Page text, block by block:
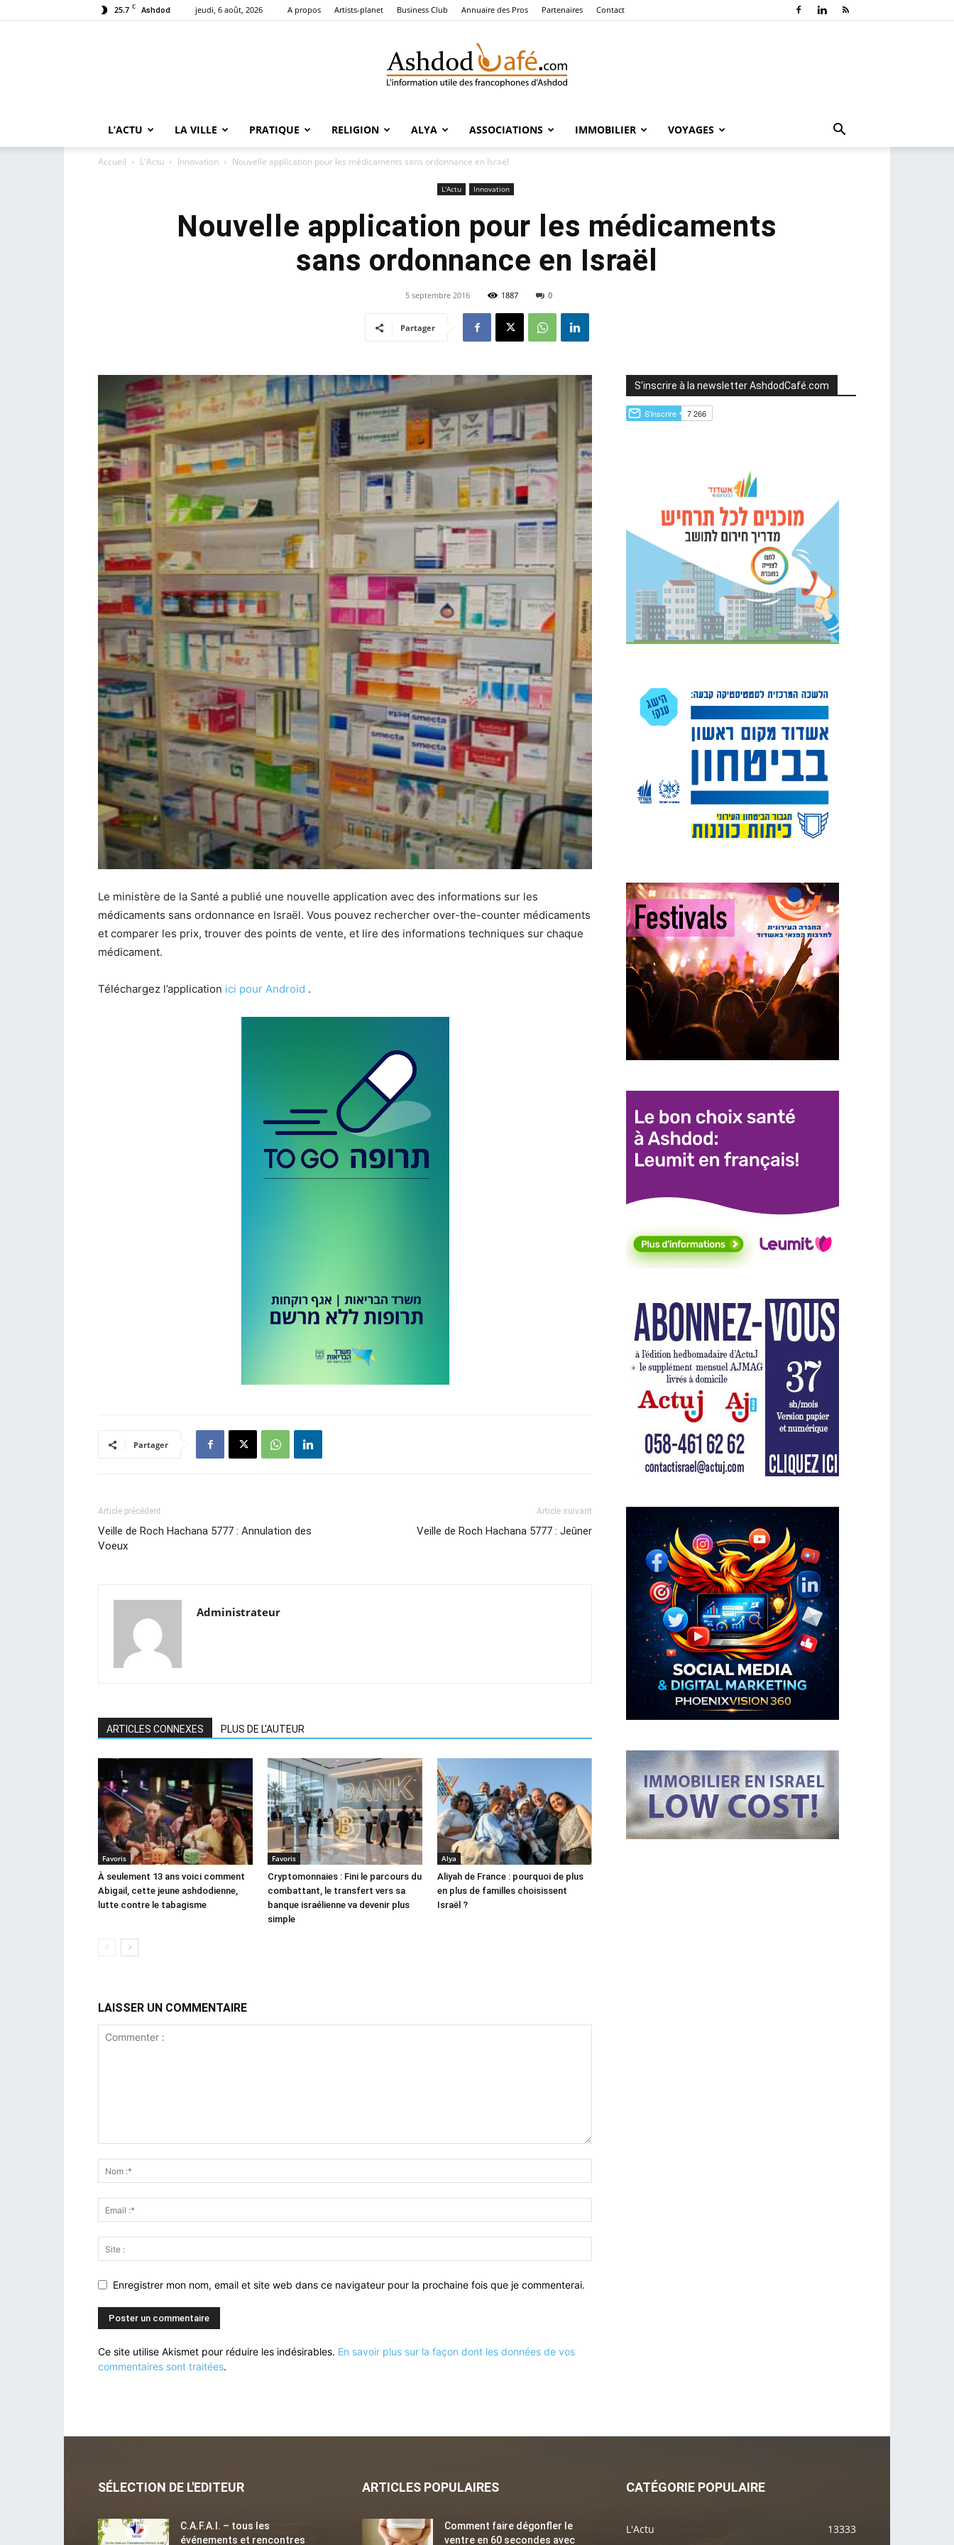
25.7 C Ashdod jeudi, 6 août, 2026 A propos Artists-planet Business Club Annuaire des Pros Partenaires Contact
Café
L’ACTU LA VILLE PRATIQUE RELIGION ALYA ASSOCIATIONS IMMOBILIER VOYAGES
Accueil L'Actu Innovation Nouvelle application pour les médicaments sans ordonnance en Israël
L'Actu Innovation
Nouvelle application pour les médicaments
sans ordonnance en Israël
5 septembre 2016 1887 0
Partager
Le ministère de la Santé a publié une nouvelle application avec des informations sur les
médicaments sans ordonnance en Israël. Vous pouvez rechercher over-the-counter médicaments
et comparer les prix, trouver des points de vente, et lire des informations techniques sur chaque
médicament.
Téléchargez l’application ici pour Android .
Partager
Article précédent
Veille de Roch Hachana 5777 : Annulation des
Voeux
Article suivant
Veille de Roch Hachana 5777 : Jeûner
Administrateur
ARTICLES CONNEXES PLUS DE L'AUTEUR
Favoris
À seulement 13 ans voici comment
Abigail, cette jeune ashdodienne,
lutte contre le tabagisme
Favoris
Cryptomonnaies : Fini le parcours du
combattant, le transfert vers sa
banque israélienne va devenir plus
simple
Alya
Aliyah de France : pourquoi de plus
en plus de familles choisissent
Israël ?
LAISSER UN COMMENTAIRE
Enregistrer mon nom, email et site web dans ce navigateur pour la prochaine fois que je commenterai.
Ce site utilise Akismet pour réduire les indésirables. En savoir plus sur la façon dont les données de vos
commentaires sont traitées.
S'inscrire à la newsletter AshdodCafé.com
SÉLECTION DE L'EDITEUR
C.A.F.A.I. – tous les
événements et rencontres
ARTICLES POPULAIRES
Comment faire dégonfler le
ventre en 60 secondes avec
CATÉGORIE POPULAIRE
L'Actu
13333